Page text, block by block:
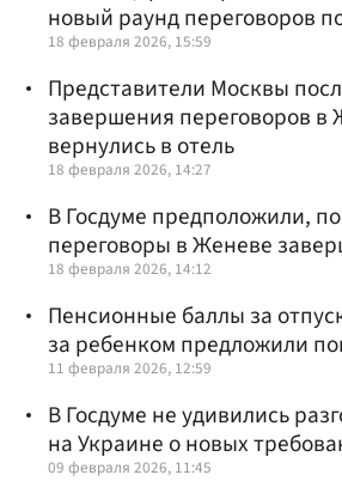
новый раунд переговоров
18 февраля 2026, 15:59
Представители Москвы
завершения переговоров в
вернулись в отель
18 февраля 2026, 14:27
В Госдуме предположили,
переговоры в Женеве
18 февраля 2026, 14:12
Пенсионные баллы за
за ребенком предложили
11 февраля 2026, 12:59
В Госдуме не удивились
на Украине о новых
09 февраля 2026, 11:45